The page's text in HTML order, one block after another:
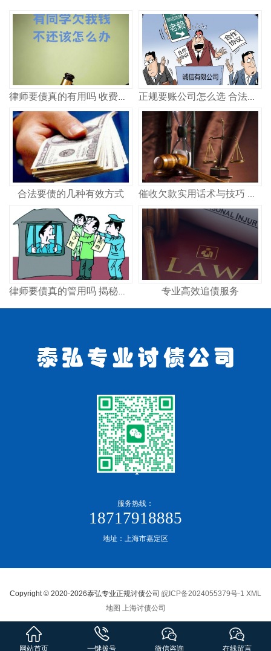
律师要债真的有用吗 收费多少 正规要账公司怎么选 合法追债记住这几点
合法要债的几种有效方式 催收欠款实用话术与技巧 合法高效讨债策略
律师要债真的管用吗 揭秘专业律师追债全流程 专业高效追债服务
服务热线：
18717918885
地址：上海市嘉定区
Copyright © 2020-2026泰弘专业正规讨债公司 皖ICP备2024055379号-1 XML
地图 上海讨债公司
网站首页 一键拨号 微信咨询 在线留言